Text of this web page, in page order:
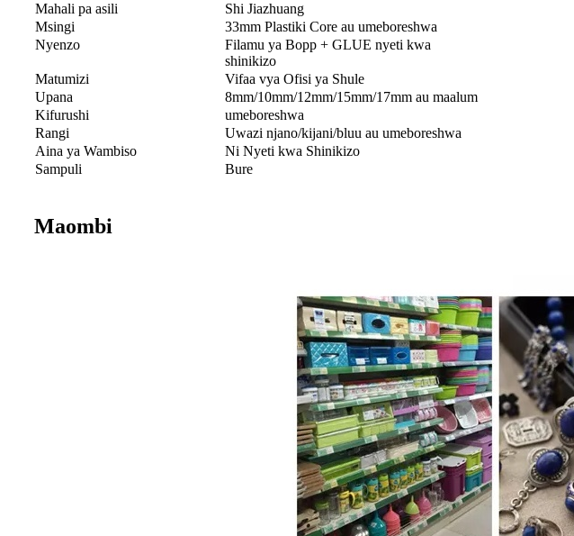
Mahali pa asili
Shi Jiazhuang
Msingi
33mm Plastiki Core au umeboreshwa
Nyenzo
Filamu ya Bopp + GLUE nyeti kwa
shinikizo
Matumizi
Vifaa vya Ofisi ya Shule
Upana
8mm/10mm/12mm/15mm/17mm au maalum
Kifurushi
umeboreshwa
Rangi
Uwazi njano/kijani/bluu au umeboreshwa
Aina ya Wambiso
Ni Nyeti kwa Shinikizo
Sampuli
Bure
Maombi